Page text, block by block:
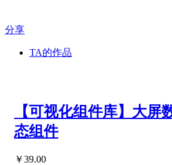
分享
TA的作品
【可视化组件库】大屏
态组件
￥39.00